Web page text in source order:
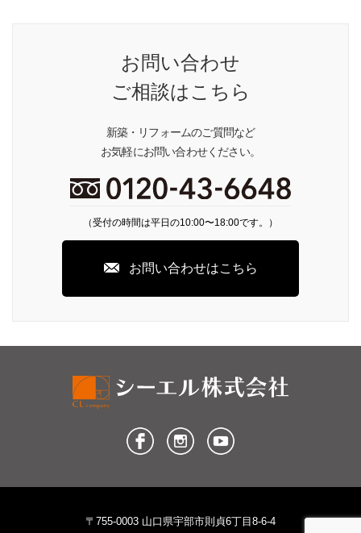
お問い合わせ
ご相談はこちら
新築・リフォームのご質問など
お気軽にお問い合わせください。
（受付の時間は平日の10:00〜18:00です。）
お問い合わせはこちら
〒755-0003 山口県宇部市則貞6丁目8-6-4